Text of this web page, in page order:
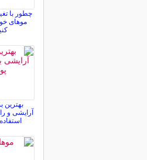
چطور با
موهای
بهترین
آرایشی و